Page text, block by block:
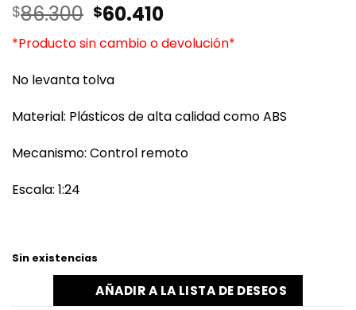
$86.300 $60.410
*Producto sin cambio o devolución*
No levanta tolva
Material: Plásticos de alta calidad como ABS
Mecanismo: Control remoto
Escala: 1:24
Sin existencias
AÑADIR A LA LISTA DE DESEOS